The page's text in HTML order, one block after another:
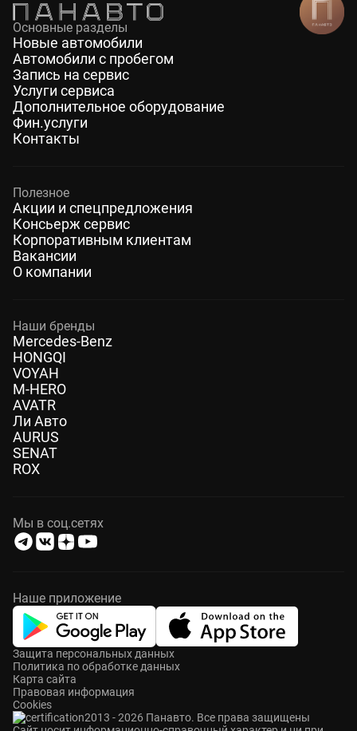
Основные разделы
Новые автомобили
Автомобили с пробегом
Запись на сервис
Услуги сервиса
Дополнительное оборудование
Фин.услуги
Контакты
Полезное
Акции и спецпредложения
Консьерж сервис
Корпоративным клиентам
Вакансии
О компании
Наши бренды
Mercedes-Benz
HONGQI
VOYAH
M-HERO
AVATR
Ли Авто
AURUS
SENAT
ROX
Мы в соц.сетях
Наше приложение
2013 - 2026 Панавто. Все права защищены
Защита персональных данных
Политика по обработке данных
Карта сайта
Правовая информация
Cookies